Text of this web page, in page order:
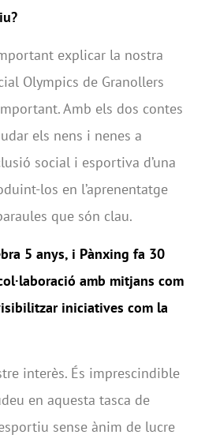
explicar la nostra
Olympics de Granollers
Amb els dos contes
els nens i nenes a
social i esportiva d’una
los en l’aprenentatge
que són clau.
5 anys, i Pànxing fa 30
amb mitjans com
iniciatives com la
interès. És imprescindible
en aquesta tasca de
sense ànim de lucre